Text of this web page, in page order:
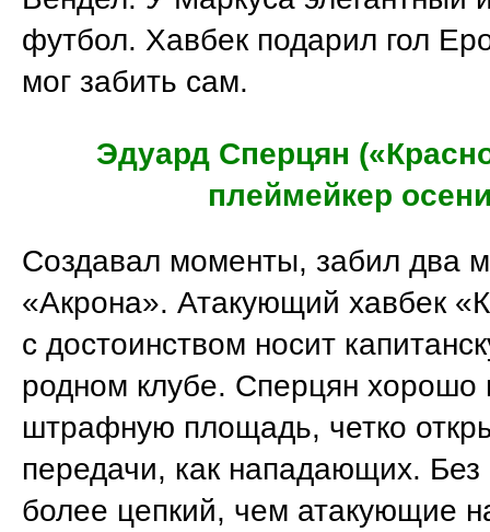
футбол. Хавбек подарил гол
мог забить сам.
Эдуард Сперцян
плеймейкер
Создавал моменты, забил два
«Акрона». Атакующий хавбек
с достоинством носит
родном клубе. Сперцян хорошо
штрафную площадь, четко
передачи, как нападающих.
более цепкий, чем атакующие